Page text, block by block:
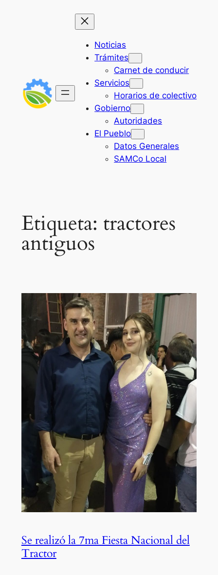
Noticias
Trámites
Carnet de conducir
Servicios
Horarios de colectivo
Gobierno
Autoridades
El Pueblo
Datos Generales
SAMCo Local
Etiqueta: tractores
antiguos
Se realizó la 7ma Fiesta Nacional del
Tractor